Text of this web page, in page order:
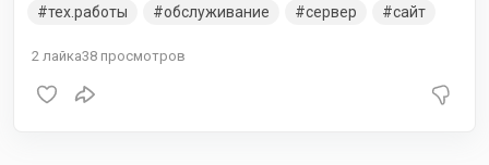
тех.работы обслуживание сервер сайт
2 лайка38 просмотров